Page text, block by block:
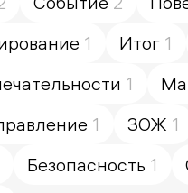
1 Итог 1
1
1 ЗОЖ 1
Безопасность 1